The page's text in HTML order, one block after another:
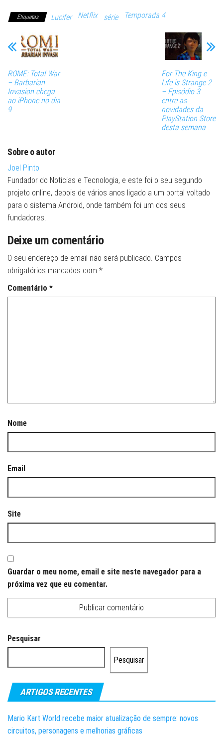
Etiquetas Lucifer Netflix série Temporada 4
ROME: Total War
– Barbarian
Invasion chega
ao iPhone no dia
9
For The King e
Life is Strange 2
– Episódio 3
entre as
novidades da
PlayStation Store
desta semana
Sobre o autor
Joel Pinto
Fundador do Noticias e Tecnologia, e este foi o seu segundo
projeto online, depois de vários anos ligado a um portal voltado
para o sistema Android, onde também foi um dos seus
fundadores.
Deixe um comentário
O seu endereço de email não será publicado. Campos
obrigatórios marcados com *
Comentário *
Nome
Email
Site
Guardar o meu nome, email e site neste navegador para a
próxima vez que eu comentar.
Pesquisar
Pesquisar
ARTIGOS RECENTES
Mario Kart World recebe maior atualização de sempre: novos
circuitos, personagens e melhorias gráficas